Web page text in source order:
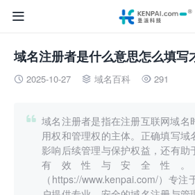

域名注册者是什么意思怎么填写
 2025-10-27  域名百科  291
 域名注册者是指在注册互联网域名
用权和管理权的主体。正确填写域
影响后续管理与保护权益，还有助
有效性与安全性
（https://www.kenpai.com/）专